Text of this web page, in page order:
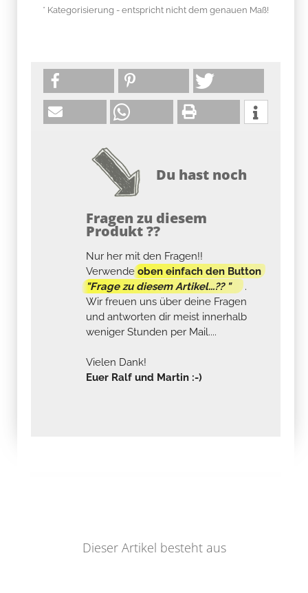
* Kategorisierung - entspricht nicht dem genauen Maß!
Du hast noch
Fragen zu diesem
Produkt ??
Nur her mit den Fragen!!
Verwendeoben einfach den Button
"Frage zu diesem Artikel...?? "
.
Wir freuen uns über deine Fragen
und antworten dir meist innerhalb
weniger Stunden per Mail....
Vielen Dank!
Euer Ralf und Martin :-)
Dieser Artikel besteht aus